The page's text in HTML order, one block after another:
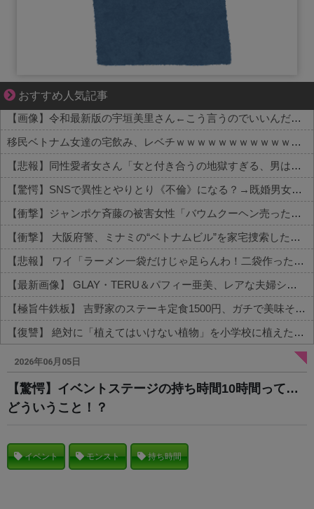
おすすめ人気記事
【マンガ】ぜんぶ私が中心
【画像】令和最新版の宇垣美里さん←こう言うのでいいんだよが目一杯詰まってると話題にw w w w w w w w w
移民ベトナム女達の宅飲み、レベチｗｗｗｗｗｗｗｗｗｗｗｗｗｗｗｗｗｗｗｗｗｗｗｗ
【悲報】同性愛者女さん「女と付き合うの地獄すぎる、男はどうやって耐えてんの？」←コレは同意せざるおえないと話題に
【驚愕】SNSで異性とやりとり《不倫》になる？→既婚男女の約7割がまさかの『こう』回答してしまうw w w w w w w w
【衝撃】ジャンポケ斉藤の被害女性「バウムクーヘン売ったりTikTokライブしててムカついたから示談しなかった」←コレってさ…
【衝撃】 大阪府警、ミナミの“ベトナムビル”を家宅捜索した結果・・・・・・
【悲報】 ワイ「ラーメン一袋だけじゃ足らんわ！二袋作ったろ！」→結果ｗｗｗ
【最新画像】 GLAY・TERU＆パフィー亜美、レアな夫婦ショットを公開してしまう！
【極旨牛鉄板】 吉野家のステーキ定食1500円、ガチで美味そうｗｗｗ
【復讐】 絶対に「植えてはいけない植物」を小学校に植えた→20年経って見に行くと…「！？」衝撃の光景が・・・
Powered by livedoor 相互RSS
2026年06月05日
【驚愕】イベントステージの持ち時間10時間って…
どういうこと！？
イベント モンスト 持ち時間